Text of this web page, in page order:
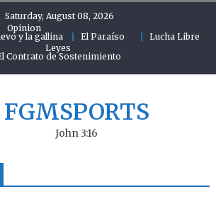
Saturday, August 08, 2026
Opinion
y la gallina El Paraíso
Lucha Libre
Leyes
Contrato de Sostenimiento
FGMSPORTS
John 3:16